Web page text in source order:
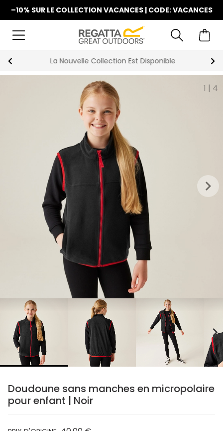
–10% SUR LE COLLECTION VACANCES | CODE: VACANCES
La Nouvelle Collection Est Disponible
1 | 4
keyboard_arrow_right
chevron_right
Doudoune sans manches en micropolaire
pour enfant | Noir